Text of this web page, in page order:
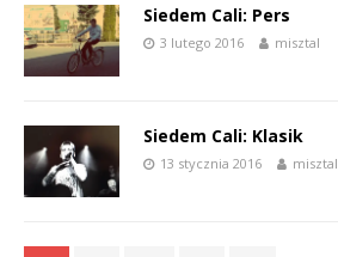
Siedem Cali: Pers
3 lutego 2016 misztal
Siedem Cali: Klasik
13 stycznia 2016 misztal